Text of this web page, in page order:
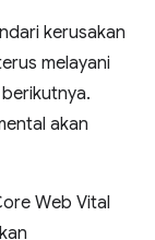
kerusakan
melayani
akan
Web Vital